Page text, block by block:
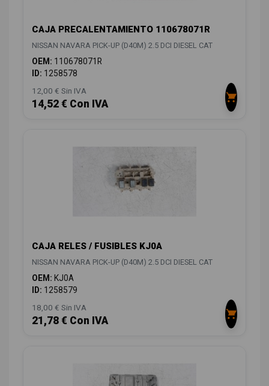
CAJA PRECALENTAMIENTO 110678071R
NISSAN NAVARA PICK-UP (D40M) 2.5 DCI DIESEL CAT
OEM: 110678071R
ID: 1258578
12,00 € Sin IVA
14,52 € Con IVA
CAJA RELES / FUSIBLES KJ0A
NISSAN NAVARA PICK-UP (D40M) 2.5 DCI DIESEL CAT
OEM: KJ0A
ID: 1258579
18,00 € Sin IVA
21,78 € Con IVA